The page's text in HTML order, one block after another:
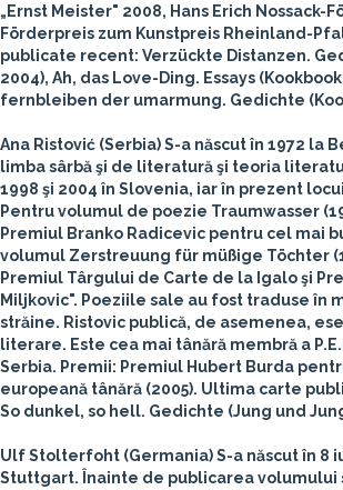
„Ernst Meister" 2008, Hans Erich Nossack-
Förderpreis zum Kunstpreis Rheinland-
publicate recent: Verzückte Distanzen.
2004), Ah, das Love-Ding. Essays
fernbleiben der umarmung. Gedichte
Ana Ristović (Serbia)S-a născut în 1972 la
limba sârbă şi de literatură şi teoria
1998 şi 2004 în Slovenia, iar în prezent
Pentru volumul de poezie Traumwasser
Premiul Branko Radicevic pentru cel mai
volumul Zerstreuung für müßige Töchter
Premiul Târgului de Carte de la Igalo şi
Miljkovic". Poeziile sale au fost traduse în
străine. Ristovic publică, de asemenea,
literare. Este cea mai tânără membră a
Serbia. Premii: Premiul Hubert Burda
europeană tânără (2005). Ultima carte
So dunkel, so hell. Gedichte (Jung und
Ulf Stolterfoht (Germania)S-a născut în 8
Stuttgart. Înainte de publicarea volumului